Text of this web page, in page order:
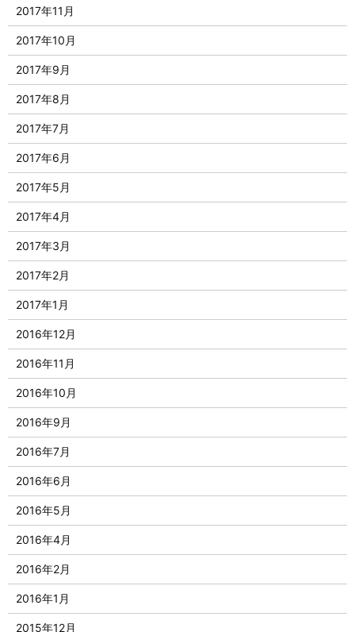
2017年11月
2017年10月
2017年9月
2017年8月
2017年7月
2017年6月
2017年5月
2017年4月
2017年3月
2017年2月
2017年1月
2016年12月
2016年11月
2016年10月
2016年9月
2016年7月
2016年6月
2016年5月
2016年4月
2016年2月
2016年1月
2015年12月